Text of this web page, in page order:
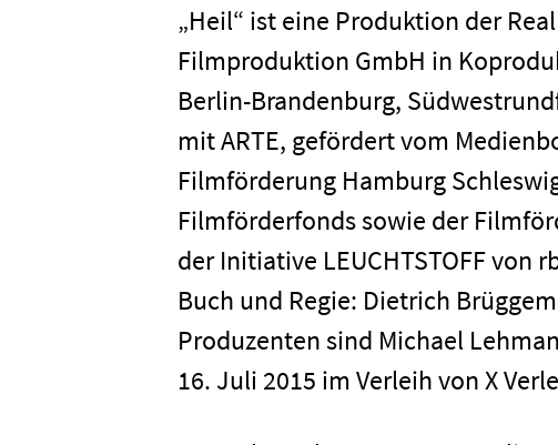
„Heil“ ist eine Produktion der
Filmproduktion GmbH in
Berlin-Brandenburg,
mit ARTE, gefördert vom
Filmförderung Hamburg
Filmförderfonds sowie der
der Initiative LEUCHTSTOFF von
Buch und Regie: Dietrich
Produzenten sind Michael
16. Juli 2015 im Verleih von X
Newsletter Datenschutz